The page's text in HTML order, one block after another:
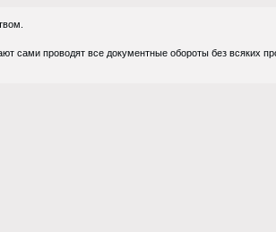
сами проводят все документные обороты без всяких